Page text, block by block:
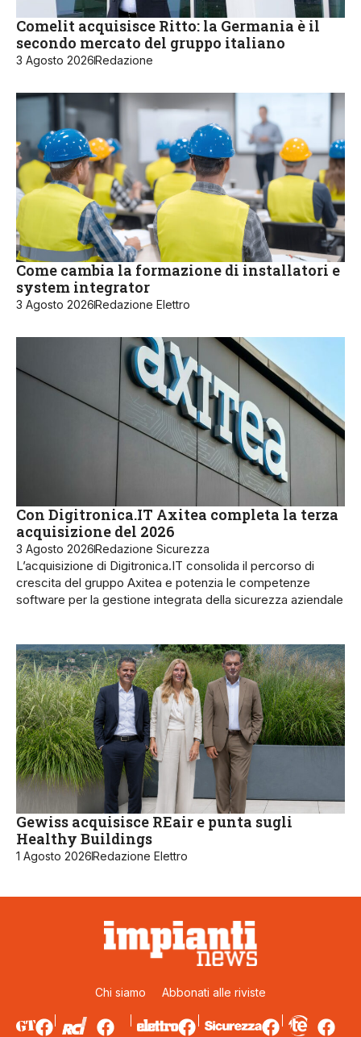
Comelit acquisisce Ritto: la Germania è il
secondo mercato del gruppo italiano
3 Agosto 2026Redazione
Come cambia la formazione di installatori e
system integrator
3 Agosto 2026Redazione Elettro
Con Digitronica.IT Axitea completa la terza
acquisizione del 2026
3 Agosto 2026Redazione Sicurezza
L’acquisizione di Digitronica.IT consolida il percorso di
crescita del gruppo Axitea e potenzia le competenze
software per la gestione integrata della sicurezza aziendale
Gewiss acquisisce REair e punta sugli
Healthy Buildings
1 Agosto 2026Redazione Elettro
Chi siamo Abbonati alle riviste